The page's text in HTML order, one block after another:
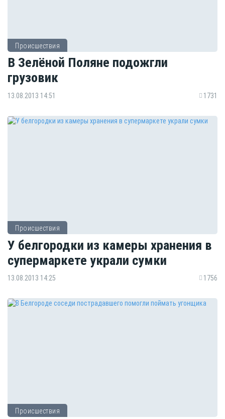
Происшествия
В Зелёной Поляне подожгли
грузовик
13.08.2013 14:51 1731
Происшествия
У белгородки из камеры хранения в
супермаркете украли сумки
13.08.2013 14:25 1756
Происшествия